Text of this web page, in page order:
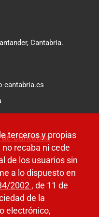
Cantabria.
cantabria.es
Cantabria
terceros y propias
recaba ni cede
de los usuarios sin
a lo dispuesto en
2002 , de 11 de
de la
electrónico,